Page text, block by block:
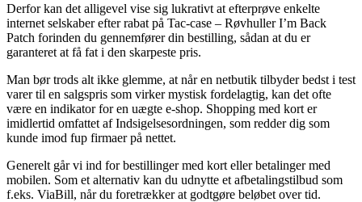
Derfor kan det alligevel vise sig lukrativt at efterprøve enkelte
internet selskaber efter rabat på Tac-case – Røvhuller I’m Back
Patch forinden du gennemfører din bestilling, sådan at du er
garanteret at få fat i den skarpeste pris.
Man bør trods alt ikke glemme, at når en netbutik tilbyder bedst i test
varer til en salgspris som virker mystisk fordelagtig, kan det ofte
være en indikator for en uægte e-shop. Shopping med kort er
imidlertid omfattet af Indsigelsesordningen, som redder dig som
kunde imod fup firmaer på nettet.
Generelt går vi ind for bestillinger med kort eller betalinger med
mobilen. Som et alternativ kan du udnytte et afbetalingstilbud som
f.eks. ViaBill, når du foretrækker at godtgøre beløbet over tid.